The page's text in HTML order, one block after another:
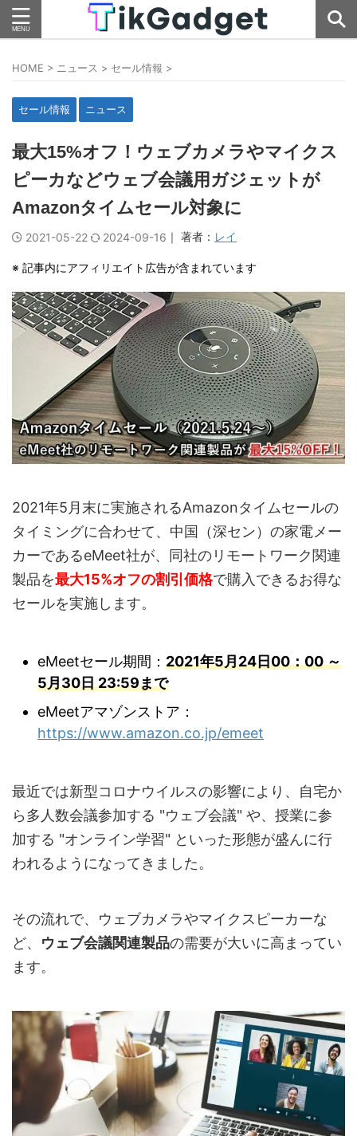
HOME > ニュース > セール情報 >
セール情報 ニュース
最大15%オフ！ウェブカメラやマイクス
ピーカなどウェブ会議用ガジェットが
Amazonタイムセール対象に
2021-05-22 2024-09-16 ｜ 著者： レイ
※ 記事内にアフィリエイト広告が含まれています
2021年5月末に実施されるAmazonタイムセールの
タイミングに合わせて、中国（深セン）の家電メー
カーであるeMeet社が、同社のリモートワーク関連
製品を最大15%オフの割引価格で購入できるお得な
セールを実施します。
eMeetセール期間： 2021年5月24日00：00 ～
5月30日 23:59まで
eMeetアマゾンストア：
https://www.amazon.co.jp/emeet
最近では新型コロナウイルスの影響により、自宅か
ら多人数会議参加する "ウェブ会議" や、授業に参
加する "オンライン学習" といった形態が盛んに行
われるようになってきました。
その流れで、ウェブカメラやマイクスピーカーな
ど、 ウェブ会議関連製品の需要が大いに高まってい
ます。